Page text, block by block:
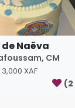
de Naëva
CM
3,000 XAF
(2